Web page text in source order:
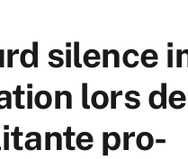
silence
lors de
pro-